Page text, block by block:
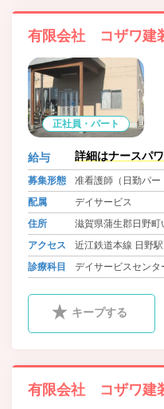
有限会社 コザワ建
正社員・パート
給与 詳細はナースパ
募集形態
准看護師（日勤パー
配属
デイサービス
住所
滋賀県蒲生郡日野町
アクセス
近江鉄道本線 日野
診療科目
デイサービスセンタ
キープする
有限会社 コザワ建